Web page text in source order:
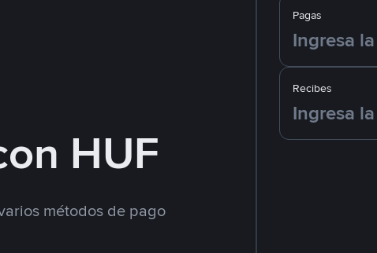
HUF
métodos de pago
Pagas
Recibes